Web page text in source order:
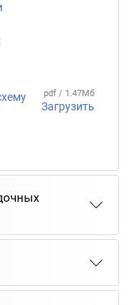
pdf / 1.47Мб
Загрузить